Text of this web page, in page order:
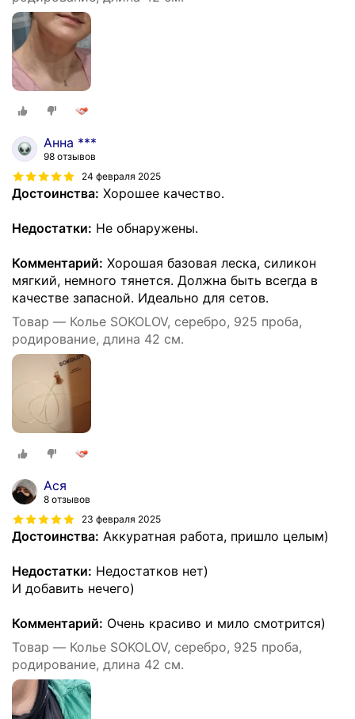
Анна ***
98 отзывов
24 февраля 2025
Достоинства: Хорошее качество.
Недостатки: Не обнаружены.
Комментарий: Хорошая базовая леска, силикон
мягкий, немного тянется. Должна быть всегда в
качестве запасной. Идеально для сетов.
Товар — Колье SOKOLOV, серебро, 925 проба,
родирование, длина 42 см.
Ася
8 отзывов
23 февраля 2025
Достоинства: Аккуратная работа, пришло целым)
Недостатки: Недостатков нет)
И добавить нечего)
Комментарий: Очень красиво и мило смотрится)
Товар — Колье SOKOLOV, серебро, 925 проба,
родирование, длина 42 см.